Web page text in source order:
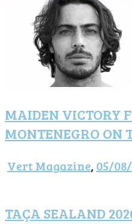
MAIDEN VICTORY
MONTENEGRO ON
Vert Magazine, 05/
TAÇA SEALAND